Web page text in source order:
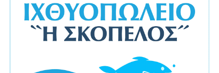
Μαλεζάς: «Είδαμε
πράγματα που
χρήζουν βελτίωσης
– Υπήρξε διάθεση»